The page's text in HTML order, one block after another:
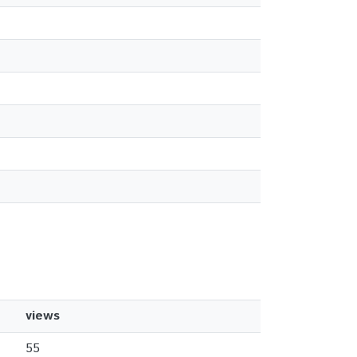
views
55